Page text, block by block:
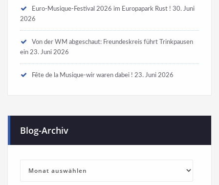
Euro-Musique-Festival 2026 im Europapark Rust ! 30. Juni
2026
Von der WM abgeschaut: Freundeskreis führt Trinkpausen
ein 23. Juni 2026
Fête de la Musique-wir waren dabei ! 23. Juni 2026
Blog-Archiv
Archiv